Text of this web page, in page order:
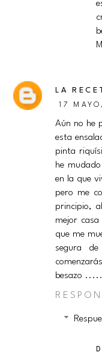
LA
17
Aún no he
esta
pinta
he
en la que
pero me
principio,
mejor
que me
segura
besazo